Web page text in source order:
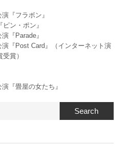
『フラボン』
ン・ポン』
『Parade』
『Post Card』（インターネット演
賞）
『畳屋の女たち』
Search